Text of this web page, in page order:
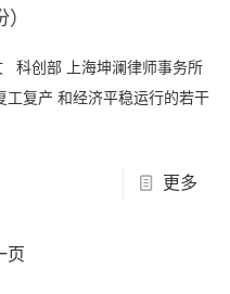
科创部 上海坤澜律师事务所
复产 和经济平稳运行的若干
更多
页